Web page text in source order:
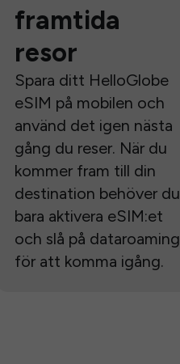
framtida
resor
Spara ditt HelloGlobe
eSIM på mobilen och
använd det igen nästa
gång du reser. När du
kommer fram till din
destination behöver du
bara aktivera eSIM:et
och slå på dataroaming
för att komma igång.